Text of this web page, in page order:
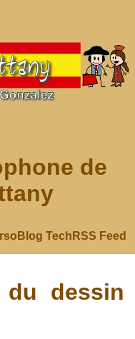
de
Blog Tech RSS Feed
dessin